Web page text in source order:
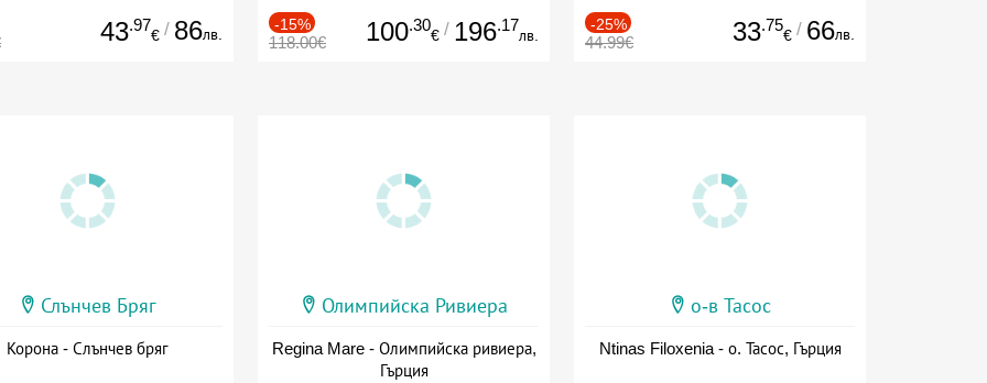
43.97
€ / 86лв.
-15%
118.00€ 100.30
€ / 196.17
лв.
-25%
44.99€ 33.75
€ / 66лв.
Слънчев Бряг
Корона - Слънчев бряг
Олимпийска Ривиера
Regina Mare - Олимпийска ривиера,
Гърция
о-в Тасос
Ntinas Filoxenia - о. Тасос, Гърция